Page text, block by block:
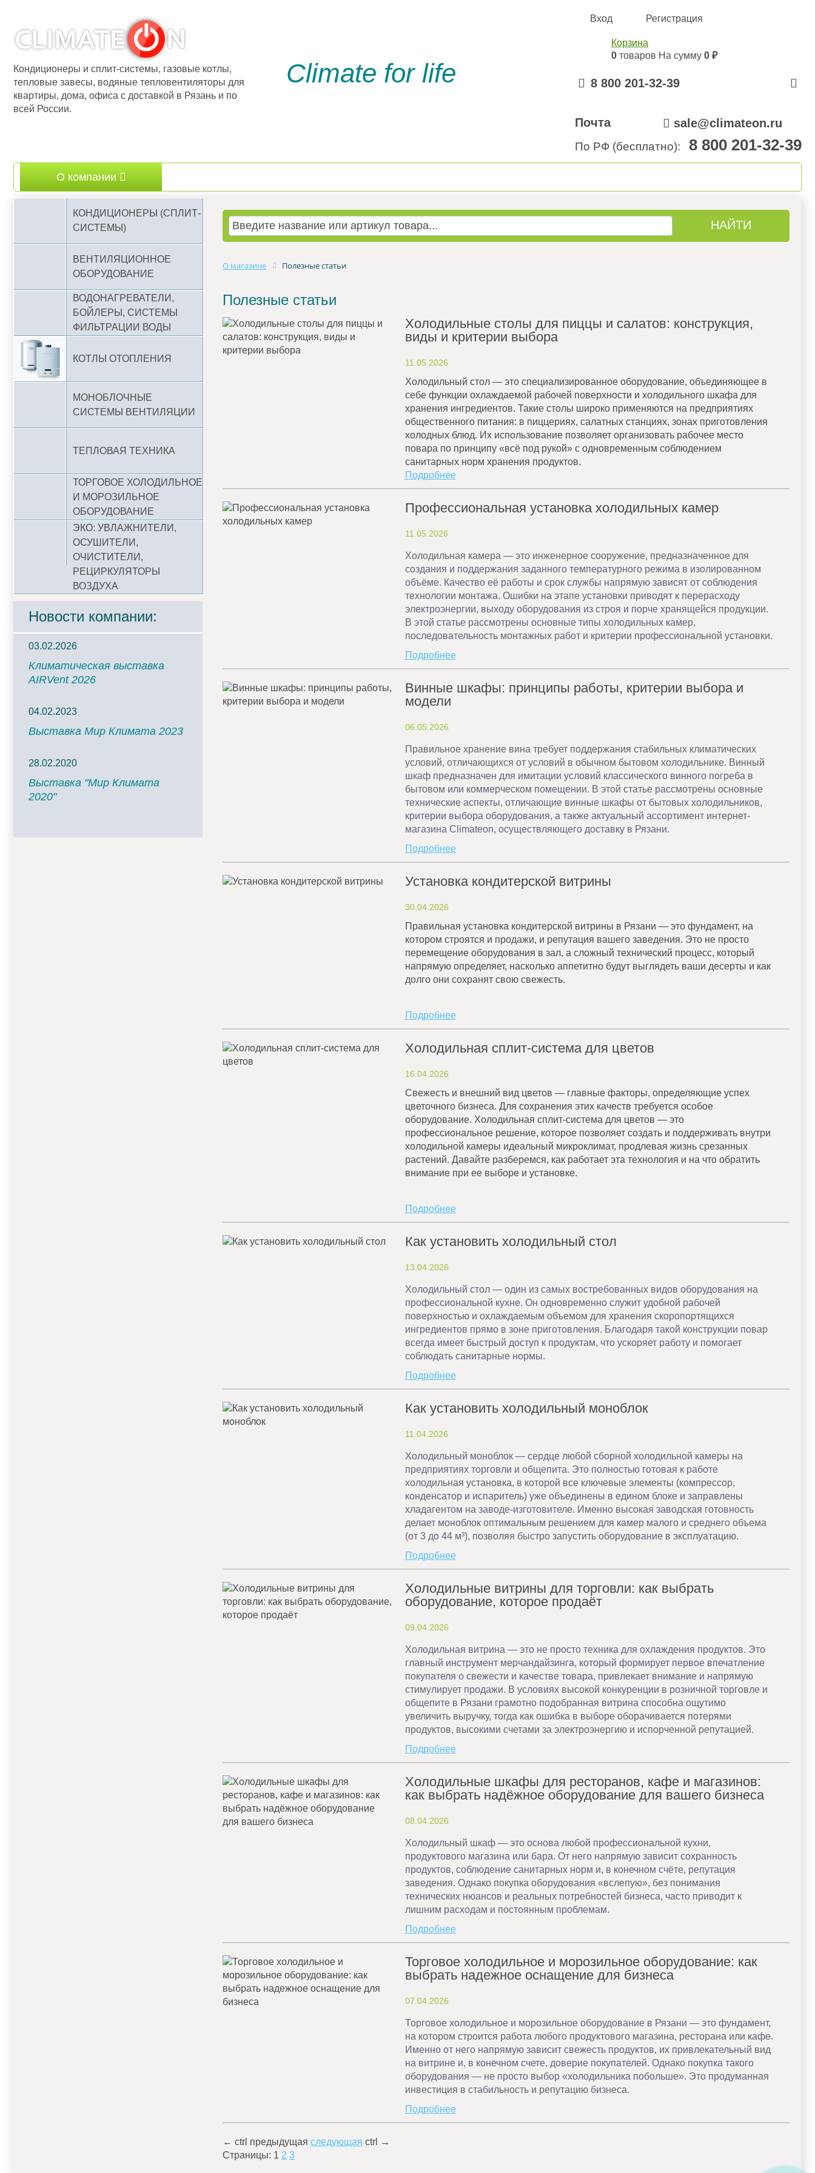
Кондиционеры и сплит-системы, газовые котлы,
тепловые завесы, водяные тепловентиляторы для
квартиры, дома, офиса с доставкой в Рязань и по
всей России.
Climate for life
Вход Регистрация
Корзина
0 товаров На сумму 0 ₽
8 800 201-32-39
Почта sale@climateon.ru
По РФ (бесплатно): 8 800 201-32-39
О компании
КОНДИЦИОНЕРЫ (СПЛИТ-
СИСТЕМЫ)
ВЕНТИЛЯЦИОННОЕ
ОБОРУДОВАНИЕ
ВОДОНАГРЕВАТЕЛИ,
БОЙЛЕРЫ, СИСТЕМЫ
ФИЛЬТРАЦИИ ВОДЫ
КОТЛЫ ОТОПЛЕНИЯ
МОНОБЛОЧНЫЕ
СИСТЕМЫ ВЕНТИЛЯЦИИ
ТЕПЛОВАЯ ТЕХНИКА
ТОРГОВОЕ ХОЛОДИЛЬНОЕ
И МОРОЗИЛЬНОЕ
ОБОРУДОВАНИЕ
ЭКО: УВЛАЖНИТЕЛИ,
ОСУШИТЕЛИ,
ОЧИСТИТЕЛИ,
РЕЦИРКУЛЯТОРЫ
ВОЗДУХА
Новости компании:
03.02.2026
Климатическая выставка
AIRVent 2026
04.02.2023
Выставка Мир Климата 2023
28.02.2020
Выставка "Мир Климата
2020"
О магазине Полезные статьи
Полезные статьи
Холодильные столы для пиццы и салатов: конструкция,
виды и критерии выбора
11.05.2026
Холодильный стол — это специализированное оборудование, объединяющее в
себе функции охлаждаемой рабочей поверхности и холодильного шкафа для
хранения ингредиентов. Такие столы широко применяются на предприятиях
общественного питания: в пиццериях, салатных станциях, зонах приготовления
холодных блюд. Их использование позволяет организовать рабочее место
повара по принципу «всё под рукой» с одновременным соблюдением
санитарных норм хранения продуктов.
Подробнее
Профессиональная установка холодильных камер
11.05.2026
Холодильная камера — это инженерное сооружение, предназначенное для
создания и поддержания заданного температурного режима в изолированном
объёме. Качество её работы и срок службы напрямую зависят от соблюдения
технологии монтажа. Ошибки на этапе установки приводят к перерасходу
электроэнергии, выходу оборудования из строя и порче хранящейся продукции.
В этой статье рассмотрены основные типы холодильных камер,
последовательность монтажных работ и критерии профессиональной установки.
Подробнее
Винные шкафы: принципы работы, критерии выбора и
модели
06.05.2026
Правильное хранение вина требует поддержания стабильных климатических
условий, отличающихся от условий в обычном бытовом холодильнике. Винный
шкаф предназначен для имитации условий классического винного погреба в
бытовом или коммерческом помещении. В этой статье рассмотрены основные
технические аспекты, отличающие винные шкафы от бытовых холодильников,
критерии выбора оборудования, а также актуальный ассортимент интернет-
магазина Climateon, осуществляющего доставку в Рязани.
Подробнее
Установка кондитерской витрины
30.04.2026
Правильная установка кондитерской витрины в Рязани — это фундамент, на
котором строятся и продажи, и репутация вашего заведения. Это не просто
перемещение оборудования в зал, а сложный технический процесс, который
напрямую определяет, насколько аппетитно будут выглядеть ваши десерты и как
долго они сохранят свою свежесть.
Подробнее
Холодильная сплит-система для цветов
16.04.2026
Свежесть и внешний вид цветов — главные факторы, определяющие успех
цветочного бизнеса. Для сохранения этих качеств требуется особое
оборудование. Холодильная сплит-система для цветов — это
профессиональное решение, которое позволяет создать и поддерживать внутри
холодильной камеры идеальный микроклимат, продлевая жизнь срезанных
растений. Давайте разберемся, как работает эта технология и на что обратить
внимание при ее выборе и установке.
Подробнее
Как установить холодильный стол
13.04.2026
Холодильный стол — один из самых востребованных видов оборудования на
профессиональной кухне. Он одновременно служит удобной рабочей
поверхностью и охлаждаемым объемом для хранения скоропортящихся
ингредиентов прямо в зоне приготовления. Благодаря такой конструкции повар
всегда имеет быстрый доступ к продуктам, что ускоряет работу и помогает
соблюдать санитарные нормы.
Подробнее
Как установить холодильный моноблок
11.04.2026
Холодильный моноблок — сердце любой сборной холодильной камеры на
предприятиях торговли и общепита. Это полностью готовая к работе
холодильная установка, в которой все ключевые элементы (компрессор,
конденсатор и испаритель) уже объединены в едином блоке и заправлены
хладагентом на заводе-изготовителе. Именно высокая заводская готовность
делает моноблок оптимальным решением для камер малого и среднего объема
(от 3 до 44 м³), позволяя быстро запустить оборудование в эксплуатацию.
Подробнее
Холодильные витрины для торговли: как выбрать
оборудование, которое продаёт
09.04.2026
Холодильная витрина — это не просто техника для охлаждения продуктов. Это
главный инструмент мерчандайзинга, который формирует первое впечатление
покупателя о свежести и качестве товара, привлекает внимание и напрямую
стимулирует продажи. В условиях высокой конкуренции в розничной торговле и
общепите в Рязани грамотно подобранная витрина способна ощутимо
увеличить выручку, тогда как ошибка в выборе оборачивается потерями
продуктов, высокими счетами за электроэнергию и испорченной репутацией.
Подробнее
Холодильные шкафы для ресторанов, кафе и магазинов:
как выбрать надёжное оборудование для вашего бизнеса
08.04.2026
Холодильный шкаф — это основа любой профессиональной кухни,
продуктового магазина или бара. От него напрямую зависит сохранность
продуктов, соблюдение санитарных норм и, в конечном счёте, репутация
заведения. Однако покупка оборудования «вслепую», без понимания
технических нюансов и реальных потребностей бизнеса, часто приводит к
лишним расходам и постоянным проблемам.
Подробнее
Торговое холодильное и морозильное оборудование: как
выбрать надежное оснащение для бизнеса
07.04.2026
Торговое холодильное и морозильное оборудование в Рязани — это фундамент,
на котором строится работа любого продуктового магазина, ресторана или кафе.
Именно от него напрямую зависит свежесть продуктов, их привлекательный вид
на витрине и, в конечном счете, доверие покупателей. Однако покупка такого
оборудования — не просто выбор «холодильника побольше». Это продуманная
инвестиция в стабильность и репутацию бизнеса.
Подробнее
← ctrl предыдущая следующая ctrl
→
Страницы: 1 2 3